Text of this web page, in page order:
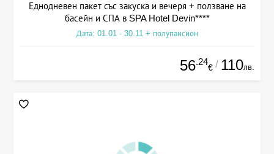
Еднодневен пакет със закуска и вечеря + ползване на
басейн и СПА в SPA Hotel Devin****
Дата: 01.01 - 30.11 + полупансион
56.24
€ / 110лв.